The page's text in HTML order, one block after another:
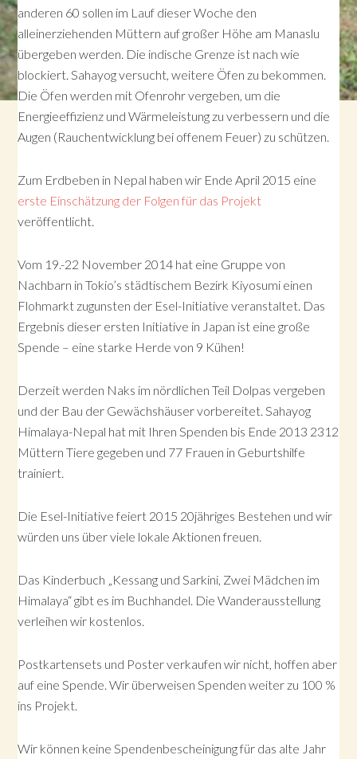
anderen 60 sollen im Lauf dieser Woche den
alleinerziehenden Müttern auf großer Höhe am Manaslu
übergeben werden. Die indische Grenze ist nach wie
blockiert. Sahayog versucht, weitere Öfen zu bekommen.
Die Öfen werden mit Ofenrohr vergeben, um die
Energieeffizienz und Wärmeleistung zu verbessern und die
Augen (Rauchentwicklung bei offenem Feuer) zu schützen.
Zum Erdbeben in Nepal haben wir Ende April 2015 eine
erste Einschätzung der Folgen für das Projekt
veröffentlicht.
Vom 19.-22 November 2014 hat eine Gruppe von
Nachbarn in Tokio’s städtischem Bezirk Kiyosumi einen
Flohmarkt zugunsten der Esel-Initiative veranstaltet. Das
Ergebnis dieser ersten Initiative in Japan ist eine große
Spende – eine starke Herde von 9 Kühen!
Derzeit werden Naks im nördlichen Teil Dolpas vergeben
und der Bau der Gewächshäuser vorbereitet. Sahayog
Himalaya-Nepal hat mit Ihren Spenden bis Ende 2013 2312
Müttern Tiere gegeben und 77 Frauen in Geburtshilfe
trainiert.
Die Esel-Initiative feiert 2015 20jähriges Bestehen und wir
würden uns über viele lokale Aktionen freuen.
Das Kinderbuch „Kessang und Sarkini, Zwei Mädchen im
Himalaya“ gibt es im Buchhandel. Die Wanderausstellung
verleihen wir kostenlos.
Postkartensets und Poster verkaufen wir nicht, hoffen aber
auf eine Spende. Wir überweisen Spenden weiter zu 100 %
ins Projekt.
Wir können keine Spendenbescheinigung für das alte Jahr